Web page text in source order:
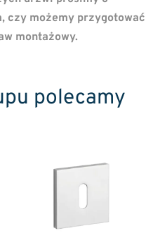
czy możemy przygotować
montażowy.
polecamy